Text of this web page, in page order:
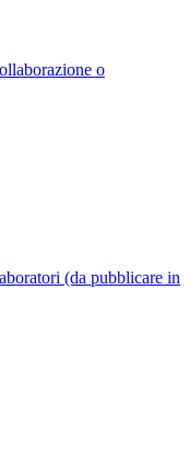
o
(da pubblicare in